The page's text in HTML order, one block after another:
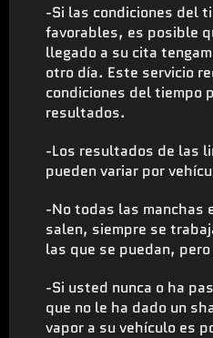
-Si las condiciones del
favorables, es posible
llegado a su cita
otro día. Este servicio
condiciones del tiempo
resultados.
-Los resultados de las
pueden variar por
-No todas las manchas
salen, siempre se
las que se puedan,
-Si usted nunca o ha
que no le ha dado un
vapor a su vehículo es